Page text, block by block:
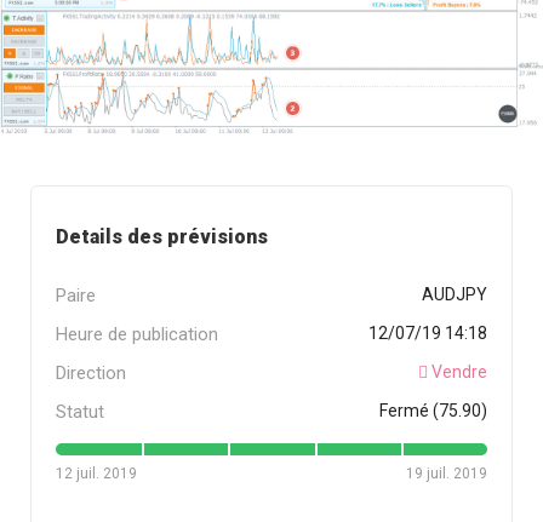
Details des prévisions
Paire AUDJPY
Heure de publication 12/07/19 14:18
Direction Vendre
Statut Fermé (75.90)
12 juil. 2019 19 juil. 2019